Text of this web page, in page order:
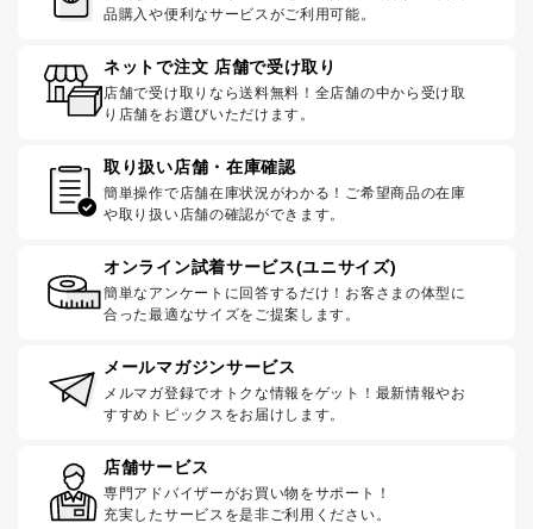
品購入や便利なサービスがご利用可能。
ネットで注文 店舗で受け取り
店舗で受け取りなら送料無料！全店舗の中から受け取
り店舗をお選びいただけます。
取り扱い店舗・在庫確認
簡単操作で店舗在庫状況がわかる！ご希望商品の在庫
や取り扱い店舗の確認ができます。
オンライン試着サービス(ユニサイズ)
簡単なアンケートに回答するだけ！お客さまの体型に
合った最適なサイズをご提案します。
メールマガジンサービス
メルマガ登録でオトクな情報をゲット！最新情報やお
すすめトピックスをお届けします。
店舗サービス
専門アドバイザーがお買い物をサポート！
充実したサービスを是非ご利用ください。